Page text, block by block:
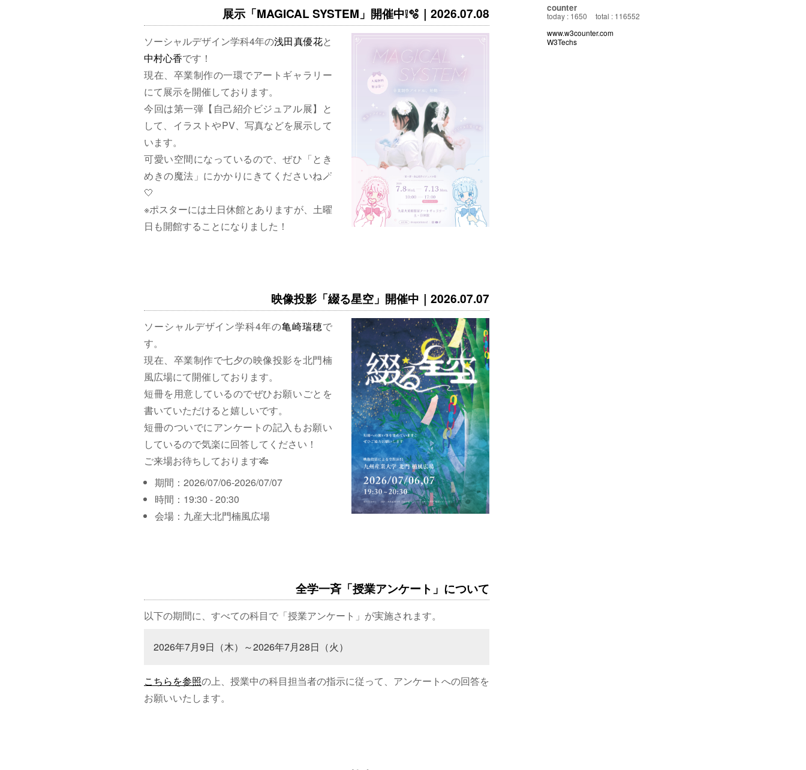
counter
today : 1650
total : 116552
www.w3counter.com
W3Techs
展示「MAGICAL SYSTEM」開催中❕🫧｜2026.07.08
ソーシャルデザイン学科4年の浅田真優花と
中村心香です！
現在、卒業制作の一環でアートギャラリー
にて展示を開催しております。
今回は第一弾【自己紹介ビジュアル展】と
して、イラストやPV、写真などを展示して
います。
可愛い空間になっているので、ぜひ「とき
めきの魔法」にかかりにきてくださいね🪄
🤍
※ポスターには土日休館とありますが、土曜
日も開館することになりました！
映像投影「綴る星空」開催中｜2026.07.07
ソーシャルデザイン学科4年の亀崎瑞穂で
す。
現在、卒業制作で七夕の映像投影を北門楠
風広場にて開催しております。
短冊を用意しているのでぜひお願いごとを
書いていただけると嬉しいです。
短冊のついでにアンケートの記入もお願い
しているので気楽に回答してください！
ご来場お待ちしております🎋
期間：2026/07/06-2026/07/07
時間：19:30 - 20:30
会場：九産大北門楠風広場
全学一斉「授業アンケート」について
以下の期間に、すべての科目で「授業アンケート」が実施されます。
2026年7月9日（木）～2026年7月28日（火）
こちらを参照の上、授業中の科目担当者の指示に従って、アンケートへの回答を
お願いいたします。